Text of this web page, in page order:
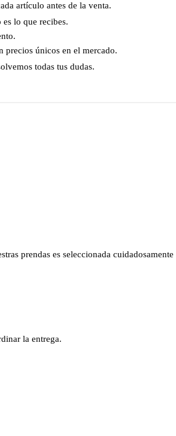
artículo antes de la venta.
lo que recibes.
precios únicos en el mercado.
todas tus dudas.
prendas es seleccionada
la entrega.